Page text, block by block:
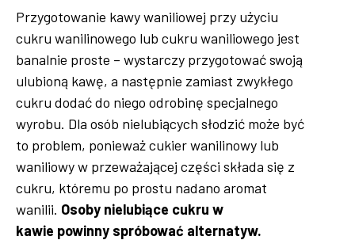
Przygotowanie kawy waniliowej przy użyciu
cukru wanilinowego lub cukru waniliowego jest
banalnie proste – wystarczy przygotować swoją
ulubioną kawę, a następnie zamiast zwykłego
cukru dodać do niego odrobinę specjalnego
wyrobu. Dla osób nielubiących słodzić może być
to problem, ponieważ cukier wanilinowy lub
waniliowy w przeważającej części składa się z
cukru, któremu po prostu nadano aromat
wanilii. Osoby nielubiące cukru w
kawie powinny spróbować alternatyw.